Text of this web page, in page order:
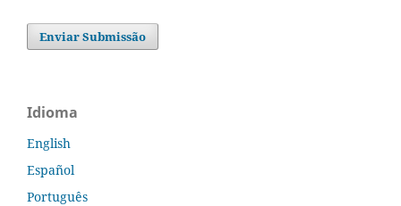
Enviar Submissão
Idioma
English
Español
Português